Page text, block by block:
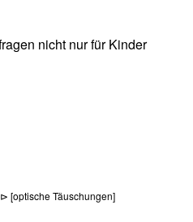
⊳ [optische Täuschungen]